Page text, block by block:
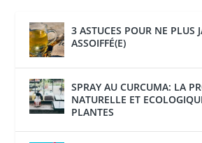
3 ASTUCES POUR NE PLUS
ASSOIFFÉ(E)
SPRAY AU CURCUMA: LA
NATURELLE ET
PLANTES